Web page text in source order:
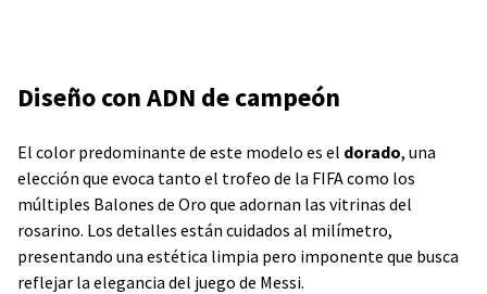
Diseño con ADN de campeón
El color predominante de este modelo es el dorado, una
elección que evoca tanto el trofeo de la FIFA como los
múltiples Balones de Oro que adornan las vitrinas del
rosarino. Los detalles están cuidados al milímetro,
presentando una estética limpia pero imponente que busca
reflejar la elegancia del juego de Messi.